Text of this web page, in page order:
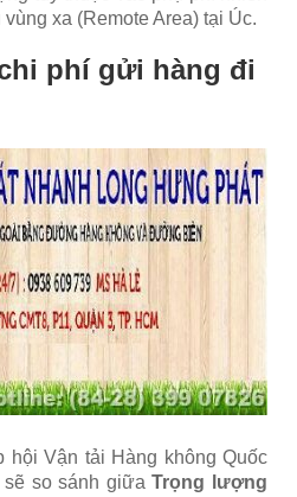
xa (Remote Area) tại Úc.
phí gửi hàng đi
hội Vận tải Hàng không Quốc
sẽ so sánh giữaTrọng lượng